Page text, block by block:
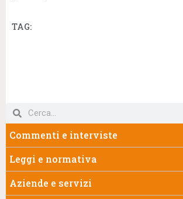
TAG:
Commenti e interviste
Leggi e normativa
Aziende e servizi